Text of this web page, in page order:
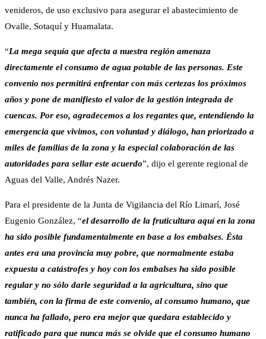
venideros, de uso exclusivo para asegurar el abastecimiento de
Ovalle, Sotaquí y Huamalata.
“La mega sequía que afecta a nuestra región amenaza
directamente el consumo de agua potable de las personas. Este
convenio nos permitirá enfrentar con más certezas los próximos
años y pone de manifiesto el valor de la gestión integrada de
cuencas. Por eso, agradecemos a los regantes que, entendiendo la
emergencia que vivimos, con voluntad y diálogo, han priorizado a
miles de familias de la zona y la especial colaboración de las
autoridades para sellar este acuerdo”, dijo el gerente regional de
Aguas del Valle, Andrés Nazer.
Para el presidente de la Junta de Vigilancia del Río Limarí, José
Eugenio González, “el desarrollo de la fruticultura aquí en la zona
ha sido posible fundamentalmente en base a los embalses. Ésta
antes era una provincia muy pobre, que normalmente estaba
expuesta a catástrofes y hoy con los embalses ha sido posible
regular y no sólo darle seguridad a la agricultura, sino que
también, con la firma de este convenio, al consumo humano, que
nunca ha fallado, pero era mejor que quedara establecido y
ratificado para que nunca más se olvide que el consumo humano